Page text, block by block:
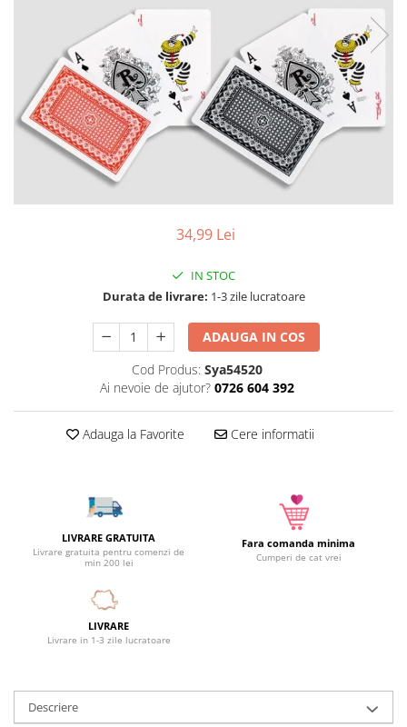
Organizare si depozitare
Huse si cutii depozitare
Cuiere
Opritoare usa
Intretinere textile
Curatenie
Sport & Timp liber
Articole fitness
Suporturi ortopedice si orteze
Covorase si paturi
Accesorii animale
Ingrijire copii
Paturici si perne
Cutii depozitare
Ingrijire personala
Bureti de baie
Accesorii masaj
Organizare cosmetice si bijuterii
Rucsacuri, curele si accesorii
Gradina
34,99 Lei
IN STOC
Durata de livrare: 1-3 zile lucratoare
ADAUGA IN COS
Cod Produs: Sya54520
Ai nevoie de ajutor? 0726 604 392
Adauga la Favorite Cere informatii
LIVRARE GRATUITA
Livrare gratuita pentru comenzi de
min 200 lei
Fara comanda minima
Cumperi de cat vrei
LIVRARE
Livrare in 1-3 zile lucratoare
Descriere